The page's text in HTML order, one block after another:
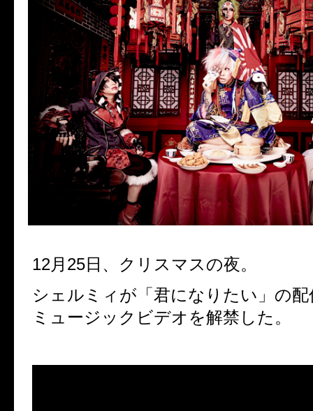
12月25日、クリスマスの夜。
シェルミィが「君になりたい」の
ミュージックビデオを解禁した。